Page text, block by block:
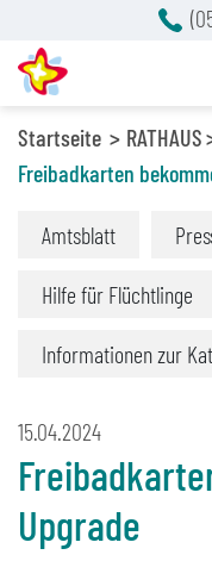
Startseite RATHAUS
Freibadkarten
Amtsblatt
Hilfe für Flüchtlinge
Informationen zur
15.04.2024
Upgrade